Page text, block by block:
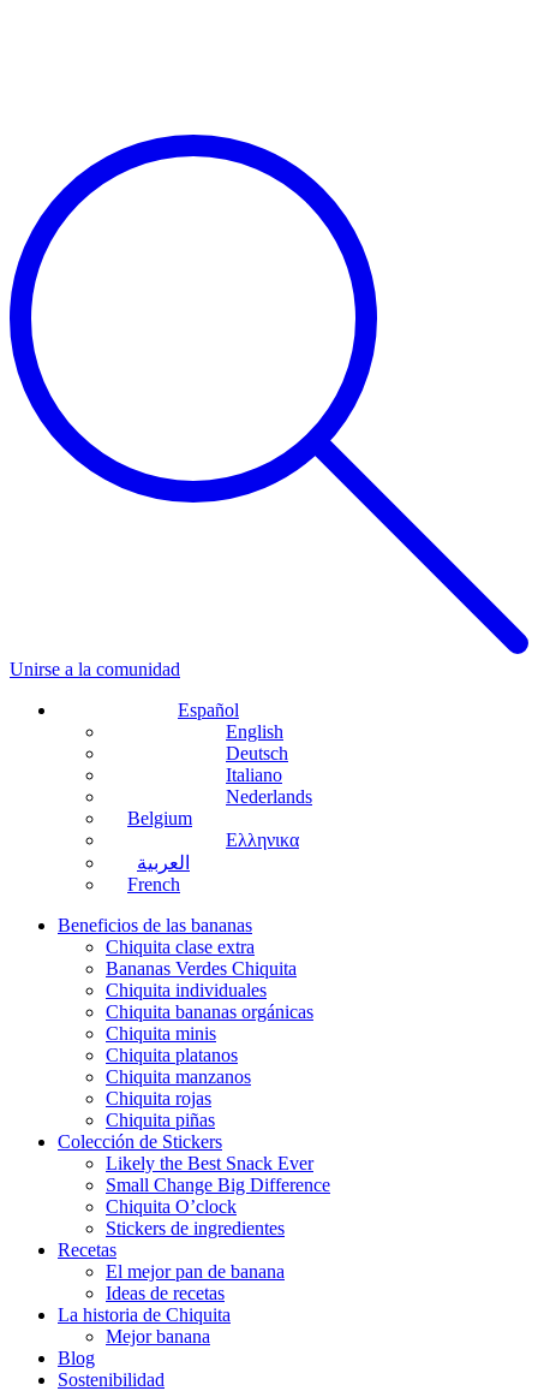
Unirse a la comunidad
Español
English
Deutsch
Italiano
Nederlands
Belgium
Ελληνικα
العربية
French
Beneficios de las bananas
Chiquita clase extra
Bananas Verdes Chiquita
Chiquita individuales
Chiquita bananas orgánicas
Chiquita minis
Chiquita platanos
Chiquita manzanos
Chiquita rojas
Chiquita piñas
Colección de Stickers
Likely the Best Snack Ever
Small Change Big Difference
Chiquita O’clock
Stickers de ingredientes
Recetas
El mejor pan de banana
Ideas de recetas
La historia de Chiquita
Mejor banana
Blog
Sostenibilidad